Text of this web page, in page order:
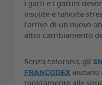
I gatti e i gattini
insolite e talvolta
l'arrivo di un nuovo
altro cambiamento
Senza coloranti, gli
FRANCODEX aiutano